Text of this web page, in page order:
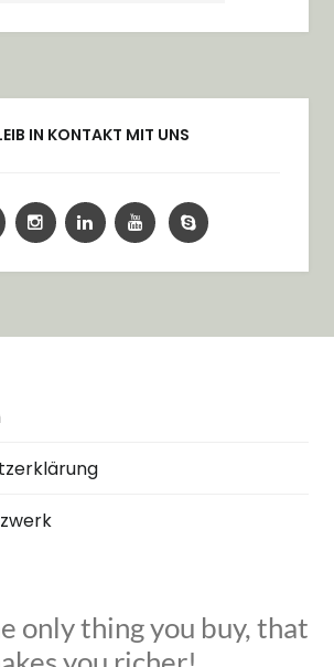
IN KONTAKT MIT UNS
only thing you buy, that